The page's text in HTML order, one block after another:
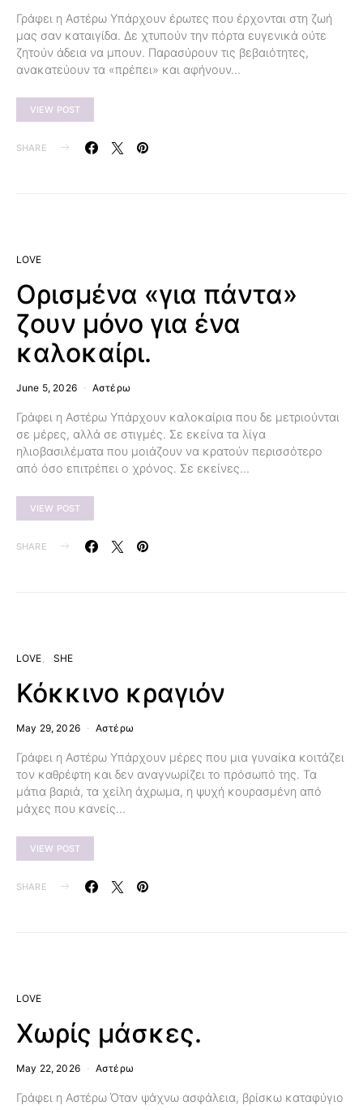
Γράφει η Αστέρω Υπάρχουν έρωτες που έρχονται στη ζωή
μας σαν καταιγίδα. Δε χτυπούν την πόρτα ευγενικά ούτε
ζητούν άδεια να μπουν. Παρασύρουν τις βεβαιότητες,
ανακατεύουν τα «πρέπει» και αφήνουν…
VIEW POST
SHARE
LOVE
Ορισμένα «για πάντα»
ζουν μόνο για ένα
καλοκαίρι.
June 5, 2026 Αστέρω
Γράφει η Αστέρω Υπάρχουν καλοκαίρια που δε μετριούνται
σε μέρες, αλλά σε στιγμές. Σε εκείνα τα λίγα
ηλιοβασιλέματα που μοιάζουν να κρατούν περισσότερο
από όσο επιτρέπει ο χρόνος. Σε εκείνες…
VIEW POST
SHARE
LOVE SHE
Κόκκινο κραγιόν
May 29, 2026 Αστέρω
Γράφει η Αστέρω Υπάρχουν μέρες που μια γυναίκα κοιτάζει
τον καθρέφτη και δεν αναγνωρίζει το πρόσωπό της. Τα
μάτια βαριά, τα χείλη άχρωμα, η ψυχή κουρασμένη από
μάχες που κανείς…
VIEW POST
SHARE
LOVE
Χωρίς μάσκες.
May 22, 2026 Αστέρω
Γράφει η Αστέρω Όταν ψάχνω ασφάλεια, βρίσκω καταφύγιο